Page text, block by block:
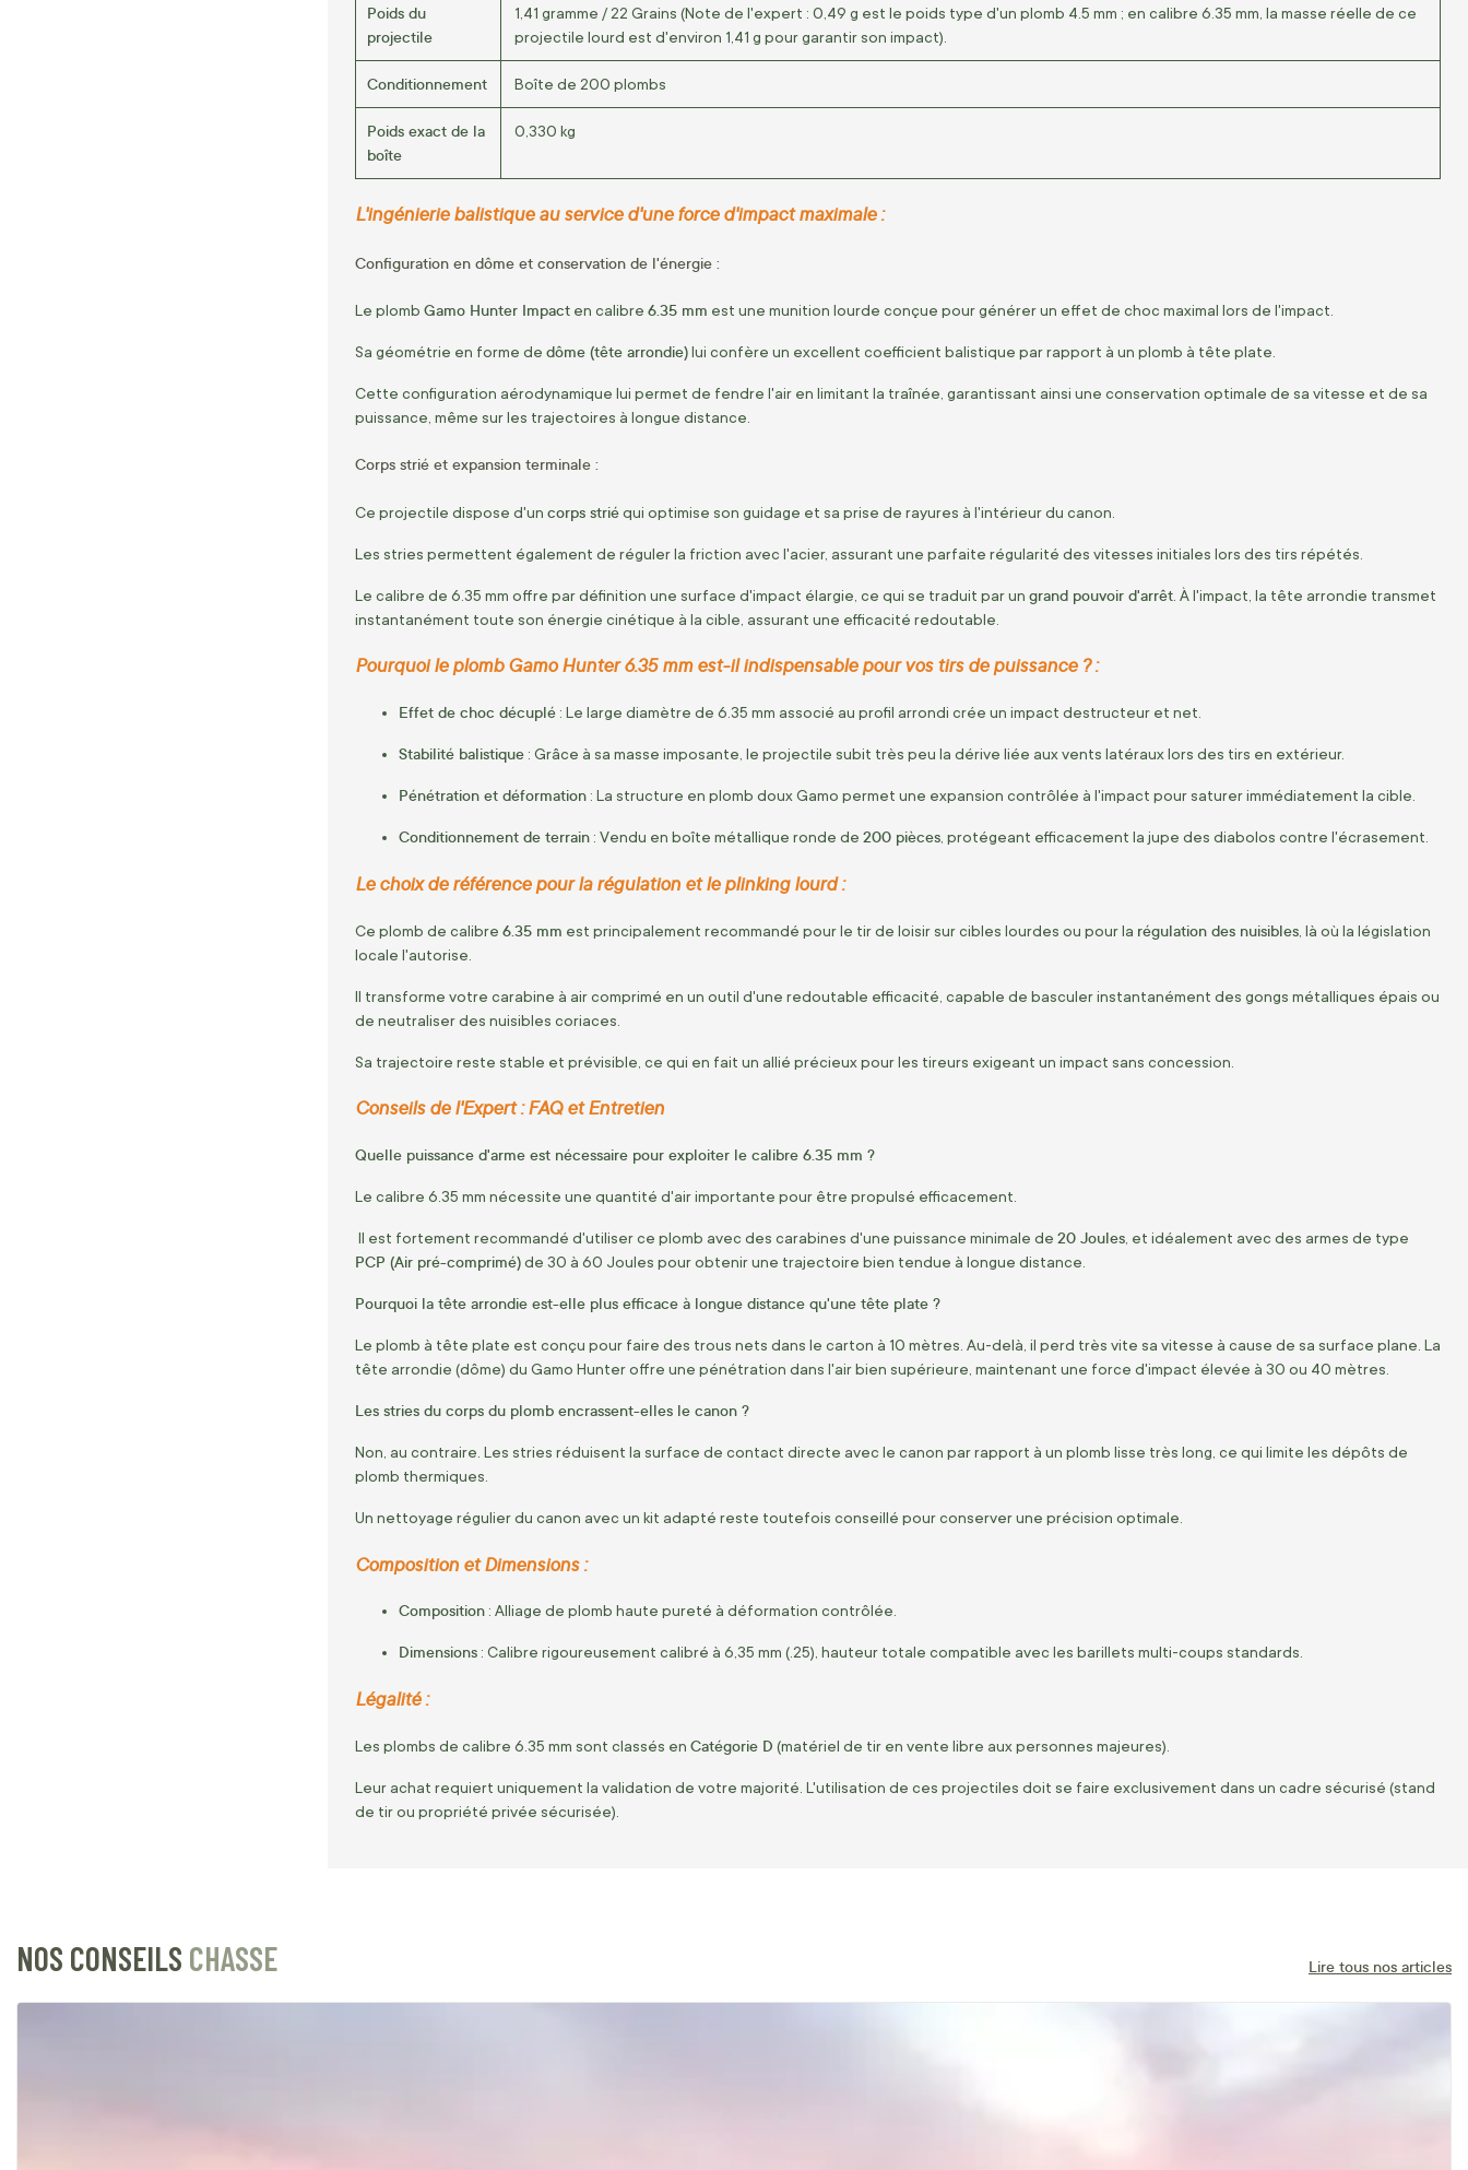
Poids du
projectile
1,41 gramme / 22 Grains (Note de l'expert : 0,49 g est le poids type d'un plomb 4.5 mm ; en calibre 6.35 mm, la masse réelle de ce
projectile lourd est d'environ 1,41 g pour garantir son impact).
Conditionnement Boîte de 200 plombs
Poids exact de la
boîte
0,330 kg
L'ingénierie balistique au service d'une force d'impact maximale :
Configuration en dôme et conservation de l'énergie :
Le plomb Gamo Hunter Impact en calibre 6.35 mm est une munition lourde conçue pour générer un effet de choc maximal lors de l'impact.
Sa géométrie en forme de dôme (tête arrondie)lui confère un excellent coefficient balistique par rapport à un plomb à tête plate.
Cette configuration aérodynamique lui permet de fendre l'air en limitant la traînée, garantissant ainsi une conservation optimale de sa vitesse et de sa
puissance, même sur les trajectoires à longue distance.
Corps strié et expansion terminale :
Ce projectile dispose d'un corps striéqui optimise son guidage et sa prise de rayures à l'intérieur du canon.
Les stries permettent également de réguler la friction avec l'acier, assurant une parfaite régularité des vitesses initiales lors des tirs répétés.
Le calibre de 6.35 mm offre par définition une surface d'impact élargie, ce qui se traduit par un grand pouvoir d'arrêt . À l'impact, la tête arrondie transmet
instantanément toute son énergie cinétique à la cible, assurant une efficacité redoutable.
Pourquoi le plomb Gamo Hunter 6.35 mm est-il indispensable pour vos tirs de puissance ? :
Effet de choc décuplé : Le large diamètre de 6.35 mm associé au profil arrondi crée un impact destructeur et net.
Stabilité balistique : Grâce à sa masse imposante, le projectile subit très peu la dérive liée aux vents latéraux lors des tirs en extérieur.
Pénétration et déformation : La structure en plomb doux Gamo permet une expansion contrôlée à l'impact pour saturer immédiatement la cible.
Conditionnement de terrain : Vendu en boîte métallique ronde de 200 pièces , protégeant efficacement la jupe des diabolos contre l'écrasement.
Le choix de référence pour la régulation et le plinking lourd :
Ce plomb de calibre 6.35 mm est principalement recommandé pour le tir de loisir sur cibles lourdes ou pour la régulation des nuisibles , là où la législation
locale l'autorise.
Il transforme votre carabine à air comprimé en un outil d'une redoutable efficacité, capable de basculer instantanément des gongs métalliques épais ou
de neutraliser des nuisibles coriaces.
Sa trajectoire reste stable et prévisible, ce qui en fait un allié précieux pour les tireurs exigeant un impact sans concession.
Conseils de l'Expert : FAQ et Entretien
Quelle puissance d'arme est nécessaire pour exploiter le calibre 6.35 mm ?
Le calibre 6.35 mm nécessite une quantité d'air importante pour être propulsé efficacement.
Il est fortement recommandé d'utiliser ce plomb avec des carabines d'une puissance minimale de 20 Joules , et idéalement avec des armes de type
PCP (Air pré-comprimé)de 30 à 60 Joules pour obtenir une trajectoire bien tendue à longue distance.
Pourquoi la tête arrondie est-elle plus efficace à longue distance qu'une tête plate ?
Le plomb à tête plate est conçu pour faire des trous nets dans le carton à 10 mètres. Au-delà, il perd très vite sa vitesse à cause de sa surface plane. La
tête arrondie (dôme) du Gamo Hunter offre une pénétration dans l'air bien supérieure, maintenant une force d'impact élevée à 30 ou 40 mètres.
Les stries du corps du plomb encrassent-elles le canon ?
Non, au contraire. Les stries réduisent la surface de contact directe avec le canon par rapport à un plomb lisse très long, ce qui limite les dépôts de
plomb thermiques.
Un nettoyage régulier du canon avec un kit adapté reste toutefois conseillé pour conserver une précision optimale.
Composition et Dimensions :
Composition : Alliage de plomb haute pureté à déformation contrôlée.
Dimensions : Calibre rigoureusement calibré à 6,35 mm (.25), hauteur totale compatible avec les barillets multi-coups standards.
Légalité :
Les plombs de calibre 6.35 mm sont classés en Catégorie D (matériel de tir en vente libre aux personnes majeures).
Leur achat requiert uniquement la validation de votre majorité. L'utilisation de ces projectiles doit se faire exclusivement dans un cadre sécurisé (stand
de tir ou propriété privée sécurisée).
NOS CONSEILS CHASSE Lire tous nos articles